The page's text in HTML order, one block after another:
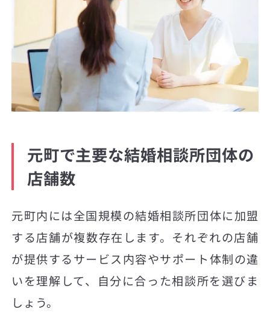
元町で主要な結婚相談所団体の
店舗数
元町内には全国規模の結婚相談所団体に加盟
する店舗が複数存在します。それぞれの店舗
が提供するサービス内容やサポート体制の違
いを理解して、自分に合った相談所を選びま
しょう。